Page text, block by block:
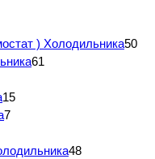
) Холодильника50
61
15
7
48